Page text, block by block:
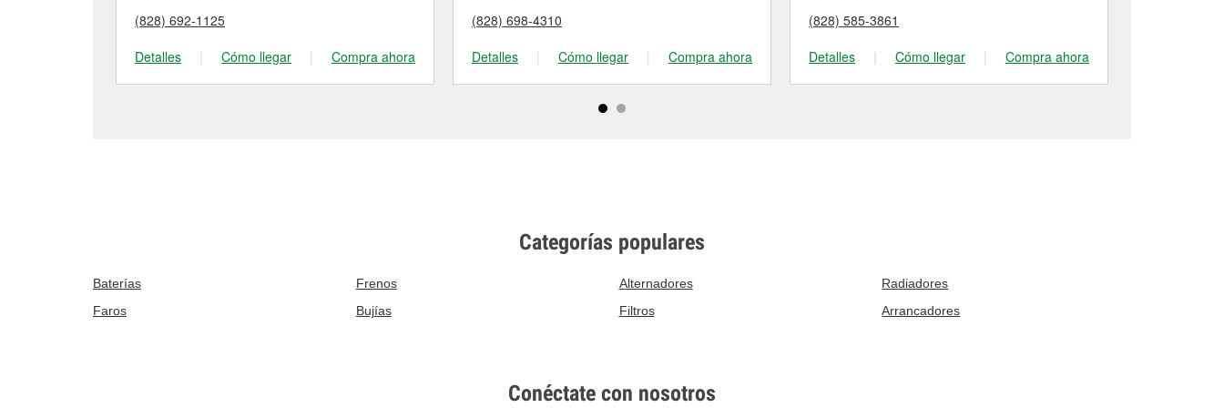
(828) 692-1125
Detalles
| Cómo llegar | Compra ahora
(828) 698-4310
Detalles
| Cómo llegar | Compra ahora
(828) 585-3861
Detalles
| Cómo llegar | Compra ahora
Categorías populares
Baterías Frenos Alternadores
Radiadores
Faros
Bujías Filtros Arrancadores
Conéctate con nosotros